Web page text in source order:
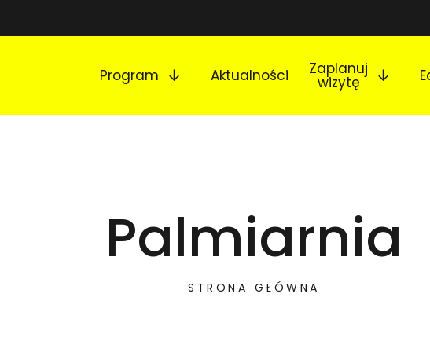
Program Aktualności Zaplanuj
wizytę
Palmiarnia
STRONA GŁÓWNA